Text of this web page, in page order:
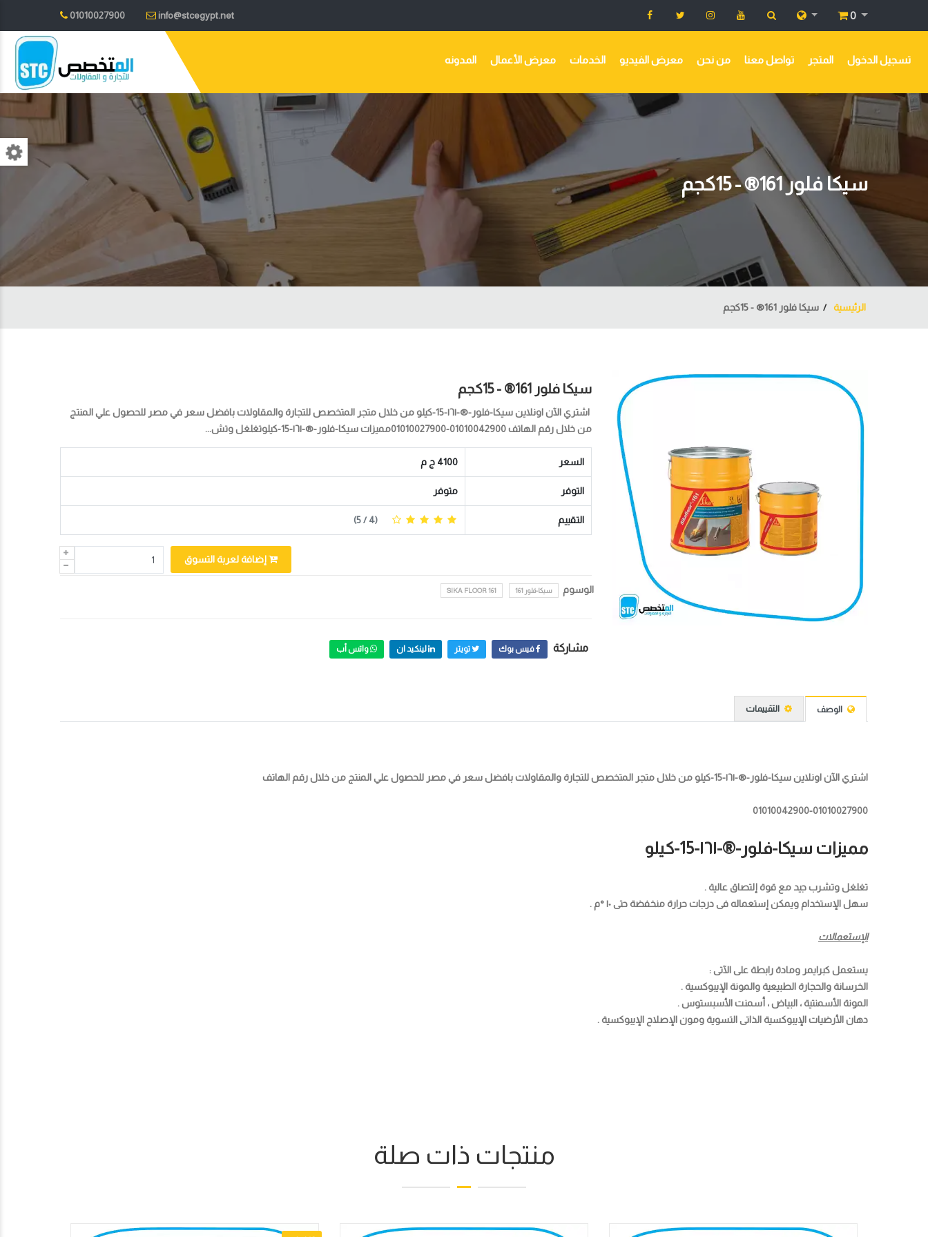
01010027900 info@stcegypt.net 0
المدونه معرض الأعمال الخدمات معرض الفيديو من نحن تواصل معنا المتجر تسجيل الدخول
سيكا فلور 161® - 15كجم
الرئيسية سيكا فلور 161® - 15كجم
سيكا فلور 161® - 15كجم
اشتري الآن اونلاين سيكا-فلور-®-۱٦۱-15-كيلو من خلال متجر المتخصص للتجارة والمقاولات بافضل سعر في مصر للحصول علي المنتج
من خلال رقم الهاتف 01010042900-01010027900مميزات سيكا-فلور-®-۱٦۱-15-كيلوتغلغل وتش...
السعر 4100 ج م
التوفر متوفر
التقييم (
4
/ 5)
إضافة لعربة التسوق
الوسوم سيكا-فلور 161 SIKA FLOOR 161
مشاركة فيس بوك تويتر لينكيد ان واتس أب
الوصف التقييمات
اشتري الآن اونلاين سيكا-فلور-®-۱٦۱-15-كيلو من خلال متجر المتخصص للتجارة والمقاولات بافضل سعر في مصر للحصول علي المنتج من خلال رقم الهاتف
01010042900-01010027900
مميزات سيكا-فلور-®-۱٦۱-15-كيلو
تغلغل وتشرب جيد مع قوة إلتصاق عالية .
سهل الإستخدام ويمكن إستعماله فى درجات حرارة منخفضة حتى ۱۰ °م .
الإستعمالات
يستعمل كبرايمر ومادة رابطة على الآتى :
الخرسانة والحجارة الطبيعية والمونة الإيبوكسية .
المونة الأسمنتية ، البياض ، أسمنت الأسبستوس .
دهان الأرضيات الإيبوكسية الذاتى التسوية ومون الإصلاح الإيبوكسية .
منتجات ذات صلة